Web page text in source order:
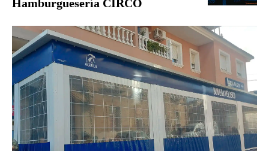
Hamburguesería CIRCO